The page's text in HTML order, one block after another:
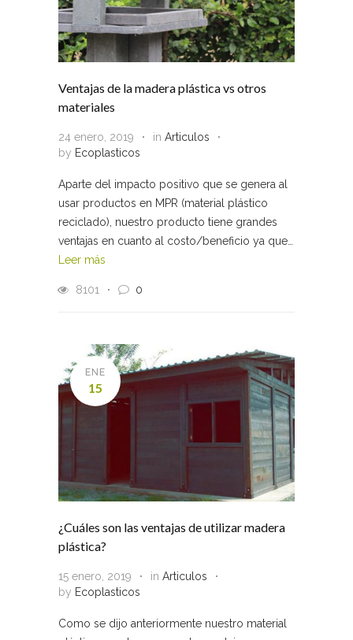
Ventajas de la madera plástica vs otros
materiales
24 enero, 2019 in Articulos
by Ecoplasticos
Aparte del impacto positivo que se genera al
usar productos en MPR (material plástico
reciclado), nuestro producto tiene grandes
ventajas en cuanto al costo/beneficio ya que…
Leer más
8101 0
ENE
15
¿Cuáles son las ventajas de utilizar madera
plástica?
15 enero, 2019 in Articulos
by Ecoplasticos
Como se dijo anteriormente nuestro material